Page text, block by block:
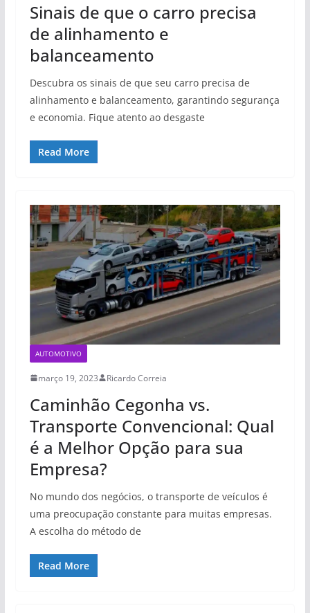
Sinais de que o carro precisa
de alinhamento e
balanceamento
Descubra os sinais de que seu carro precisa de
alinhamento e balanceamento, garantindo segurança
e economia. Fique atento ao desgaste
Read More
AUTOMOTIVO
março 19, 2023 Ricardo Correia
Caminhão Cegonha vs.
Transporte Convencional: Qual
é a Melhor Opção para sua
Empresa?
No mundo dos negócios, o transporte de veículos é
uma preocupação constante para muitas empresas.
A escolha do método de
Read More